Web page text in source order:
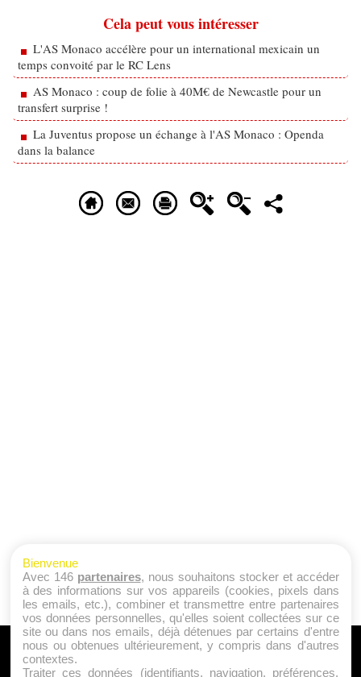
Cela peut vous intéresser
L'AS Monaco accélère pour un international mexicain un
temps convoité par le RC Lens
AS Monaco : coup de folie à 40M€ de Newcastle pour un
transfert surprise !
La Juventus propose un échange à l'AS Monaco : Openda
dans la balance
A PROPOS
Bienvenue
Avec 146 partenaires, nous souhaitons stocker et accéder
à des informations sur vos appareils (cookies, pixels dans
les emails, etc.), combiner et transmettre entre partenaires
vos données personnelles, qu'elles soient collectées sur ce
site ou dans nos emails, déjà détenues par certains d'entre
nous ou obtenues ultérieurement, y compris dans d'autres
contextes.
Traiter ces données (identifiants, navigation, préférences,